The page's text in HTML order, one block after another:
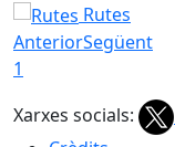
Rutes
AnteriorSegüent
1
Xarxes socials: